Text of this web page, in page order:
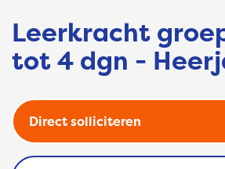
Leerkracht
tot 4 dgn -
Direct solliciteren